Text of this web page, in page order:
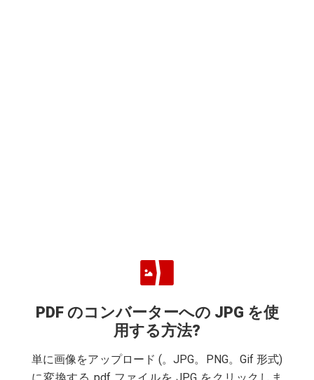
PDF のコンバーターへの JPG を使
用する方法?
単に画像をアップロード (。JPG。PNG。Gif 形式)